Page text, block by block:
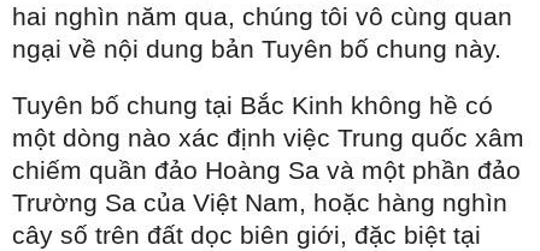
hai nghìn năm qua, chúng tôi vô cùng quan
ngại về nội dung bản Tuyên bố chung này.
Tuyên bố chung tại Bắc Kinh không hề có
một dòng nào xác định việc Trung quốc xâm
chiếm quần đảo Hoàng Sa và một phần đảo
Trường Sa của Việt Nam, hoặc hàng nghìn
cây số trên đất dọc biên giới, đặc biệt tại